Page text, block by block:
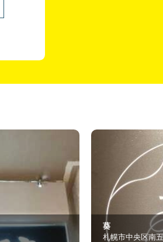
EartH
札幌市中央区南